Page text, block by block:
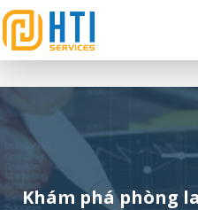
Khám phá phòng